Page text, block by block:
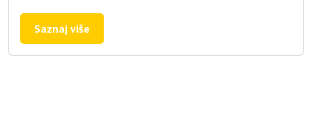
Saznaj više